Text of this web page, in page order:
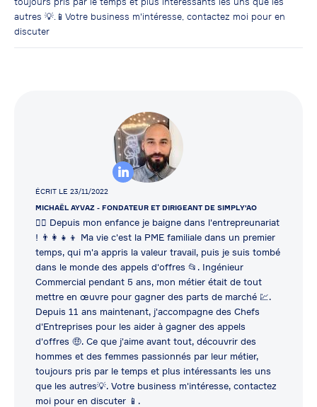
autres 💡.📱Votre business m'intéresse, contactez moi pour en
discuter
ÉCRIT LE 23/11/2022
MICHAËL AYVAZ - FONDATEUR ET DIRIGEANT DE SIMPLY'AO
👷‍♂️ Depuis mon enfance je baigne dans l'entrepreunariat
! 👨‍👩‍👧‍👦 Ma vie c'est la PME familiale dans un premier
temps, qui m'a appris la valeur travail, puis je suis tombé
dans le monde des appels d'offres 📂. Ingénieur
Commercial pendant 5 ans, mon métier était de tout
mettre en œuvre pour gagner des parts de marché 💹.
Depuis 11 ans maintenant, j'accompagne des Chefs
d'Entreprises pour les aider à gagner des appels
d'offres 🤑. Ce que j'aime avant tout, découvrir des
hommes et des femmes passionnés par leur métier,
toujours pris par le temps et plus intéressants les uns
que les autres💡. Votre business m'intéresse, contactez
moi pour en discuter 📱.